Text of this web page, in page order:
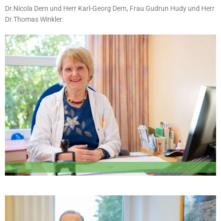
Dr.Nicola Dern und Herr Karl-Georg Dern, Frau Gudrun Hudy und Herr
Dr.Thomas Winkler.